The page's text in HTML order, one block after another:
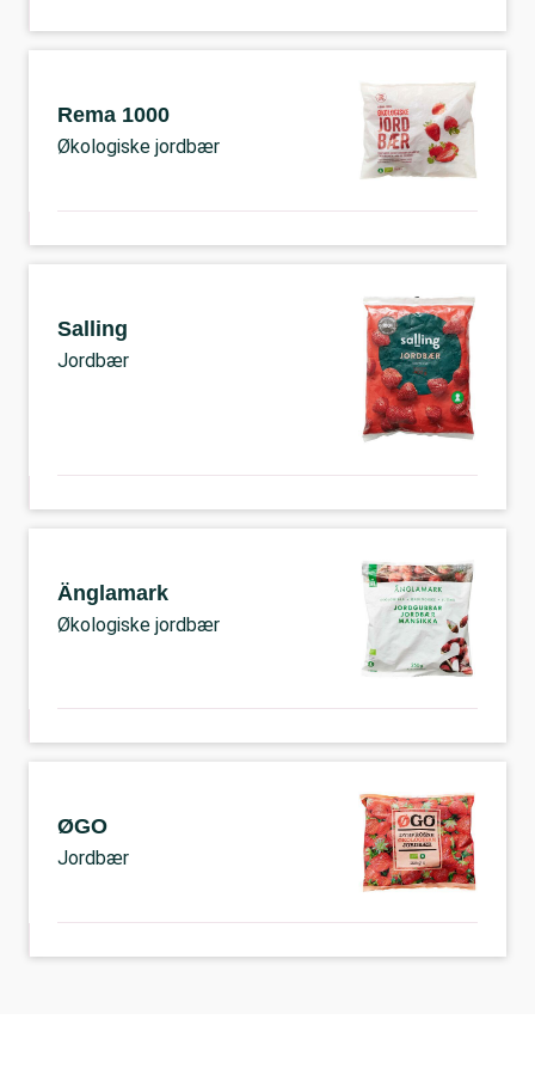
Rema 1000
Økologiske jordbær
Salling
Jordbær
Änglamark
Økologiske jordbær
ØGO
Jordbær